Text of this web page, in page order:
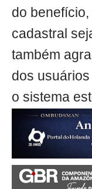
do
cadastral
também
dos
o sistema